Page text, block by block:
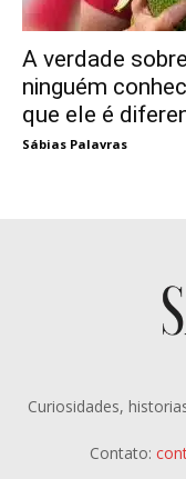
A verdade
ninguém
que ele é
Sábias Palavras
Curiosidades,
Contato: